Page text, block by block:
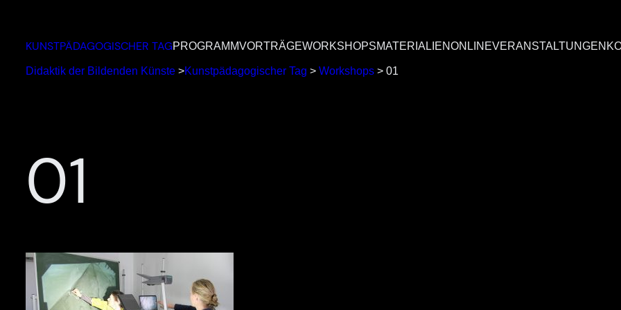
springen
KUNSTPÄDAGOGISCHER TAGPROGRAMMVORTRÄGEWORKSHOPSMATERIALIENONLINEVERANSTALTUNGEN
Didaktik der Bildenden Künste >Kunstpädagogischer Tag > Workshops > 01
01